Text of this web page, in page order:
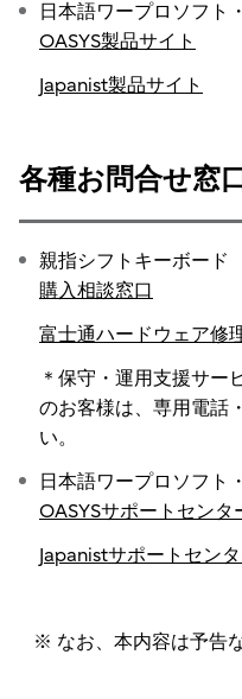
日本語ワープロソフト
OASYS製品サイト
Japanist製品サイト
各種お問合せ窓口
親指シフトキーボード
購入相談窓口
富士通ハードウェア修
＊保守・運用支援サー
のお客様は、専用電話
い。
日本語ワープロソフト
OASYSサポートセンタ
Japanistサポートセン
なお、本内容は予告